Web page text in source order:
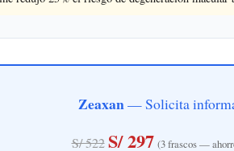
Zeaxan— Solicita
S/ 522 S/ 297 (3 frascos —